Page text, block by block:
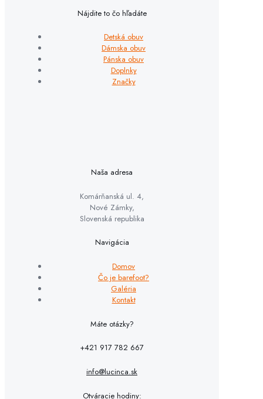
Nájdite to čo hľadáte
Detská obuv
Dámska obuv
Pánska obuv
Doplnky
Značky
Naša adresa
Komárňanská ul. 4,
Nové Zámky,
Slovenská republika
Navigácia
Domov
Čo je barefoot?
Galéria
Kontakt
Máte otázky?
+421 917 782 667
info@lucinca.sk
Otváracie hodiny: